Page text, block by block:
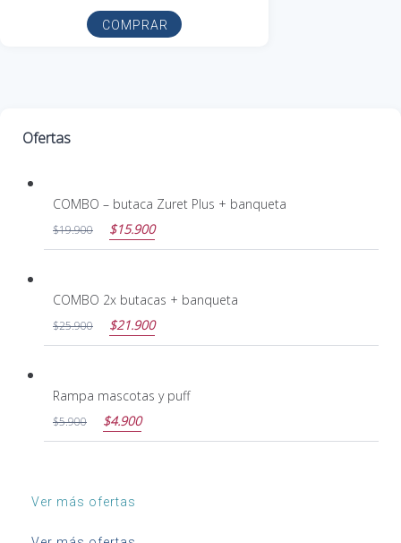
Ofertas
COMBO – butaca Zuret Plus + banqueta
$19.900 $15.900
COMBO 2x butacas + banqueta
$25.900 $21.900
Rampa mascotas y puff
$5.900 $4.900
Ver más ofertas
COMPRAR